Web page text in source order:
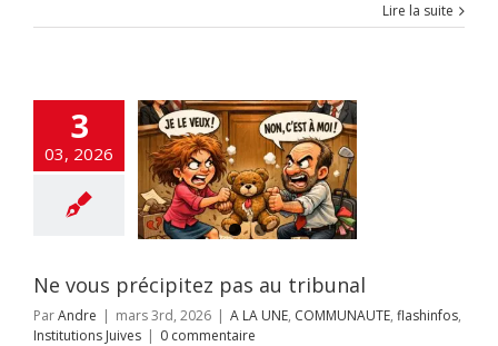
Lire la suite
3
03, 2026
précipitez pas
tribunal
COMMUNAUTE
Institutions
Ne vous précipitez pas au tribunal
ParAndre | mars 3rd, 2026 | A LA UNE, COMMUNAUTE, flashinfos,
Institutions Juives | 0 commentaire